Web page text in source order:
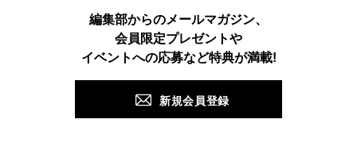
TikTok X Facebook Pinterest LINE
編集部からのメールマガジン、
会員限定プレゼントや
イベントへの応募など特典が満載!
新規会員登録